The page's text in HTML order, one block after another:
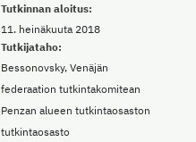
Tutkinnan aloitus:
11. heinäkuuta 2018
Tutkijataho:
Bessonovsky, Venäjän
federaation tutkintakomitean
Penzan alueen tutkintaosaston
tutkintaosasto